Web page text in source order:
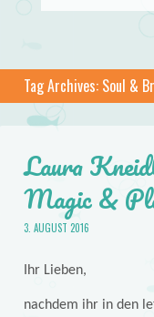
Tag Archives: Soul &
Laura
Magic &
3. AUGUST 2016
Ihr Lieben,
nachdem ihr in den